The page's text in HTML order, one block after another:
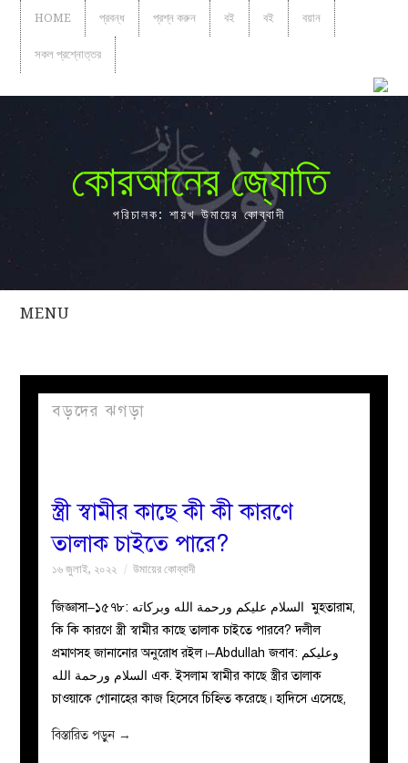
HOME প্রবন্ধ প্রশ্ন করুন বই বই বয়ান
সকল প্রশ্নোত্তর
কোরআনের জ্যোতি
পরিচালক: শায়খ উমায়ের কোব্বাদী
MENU
সকল
প্রবন্ধ
নারীদের
পাতা
মজলিস
প্রশ্ন
করুন
বড়দের ঝগড়া
স্ত্রী স্বামীর কাছে কী কী কারণে
তালাক চাইতে পারে?
১৬ জুলাই, ২০২২ উমায়ের কোব্বাদী
জিজ্ঞাসা–১৫৭৮: السلام عليكم ورحمة الله وبركاته মুহতারাম,
কি কি কারণে স্ত্রী স্বামীর কাছে তালাক চাইতে পারবে? দলীল
প্রমাণসহ জানানোর অনুরোধ রইল।–Abdullah জবাব: وعليكم
السلام ورحمة الله এক. ইসলাম স্বামীর কাছে স্ত্রীর তালাক
চাওয়াকে গোনাহের কাজ হিসেবে চিহ্নিত করেছে। হাদিসে এসেছে,
বিস্তারিত পড়ুন →